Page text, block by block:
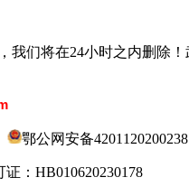
，我们将在24小时之内删除
鄂公网安备
：HB010620230178